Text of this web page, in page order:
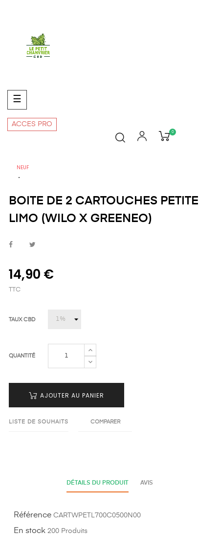
Basculer
la
navigation
☰
0
ACCES PRO
NEUF
BOITE DE 2 CARTOUCHES PETITE
LIMO (WILO X GREENEO)
14,90 €
TTC
TAUX CBD
QUANTITÉ
AJOUTER AU PANIER
LISTE DE SOUHAITS COMPARER
DÉTAILS DU PRODUIT AVIS
Référence CARTWPETL700C0500N00
En stock 200 Produits